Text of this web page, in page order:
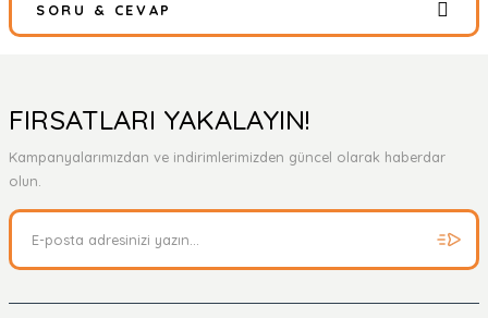
Bu ürüne ilk yorumu siz yapın!
Yorum Yaz
SORU & CEVAP
Ürün hakkında henüz soru sorulmamış.
FIRSATLARI YAKALAYIN!
Kampanyalarımızdan ve indirimlerimizden güncel olarak haberdar
olun.